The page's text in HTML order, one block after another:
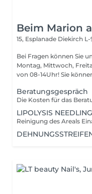
Beim Marion
15, Esplanade Diekirch L-
Bei Fragen können Sie
Montag, Mittwoch,
von 08-14Uhr!
Beratungsgespräch
LIPOLYSIS